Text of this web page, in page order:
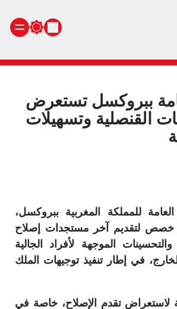
أنشطة ملكية
أنشطة برلمانية
أخبار وطنية
رياضة
صحة
بيئة
ببروكسل تستعرض
القنصلية وتسهيلات
للمملكة المغربية ببروكسل،
خصص لتقديم آخر مستجدات إصلاح
الموجهة لأفراد الجالية
في إطار تنفيذ توجيهات الملك
لاستعراض تقدم الإصلاح، خاصة في